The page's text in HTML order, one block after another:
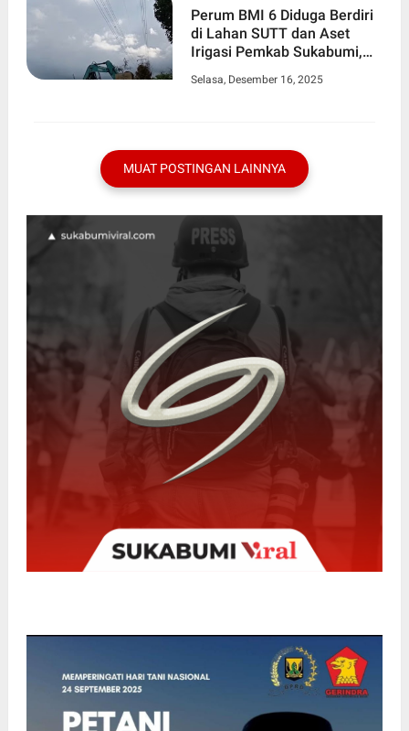
Perum BMI 6 Diduga Berdiri
di Lahan SUTT dan Aset
Irigasi Pemkab Sukabumi,
Selasa, Desember 16, 2025
MUAT POSTINGAN LAINNYA